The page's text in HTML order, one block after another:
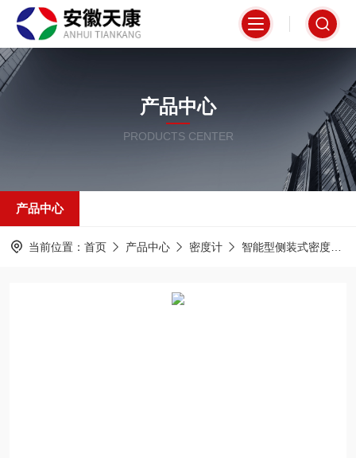
产品中心
PRODUCTS CENTER
产品中心
当前位置： 首页 产品中心 密度计 智能型侧装式密度计